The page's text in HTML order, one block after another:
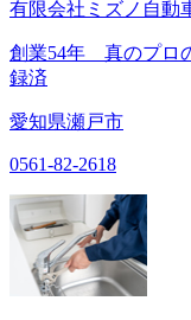
有限会社ミズノ自動
創業54年 真のプロ
録済
愛知県瀬戸市
0561-82-2618